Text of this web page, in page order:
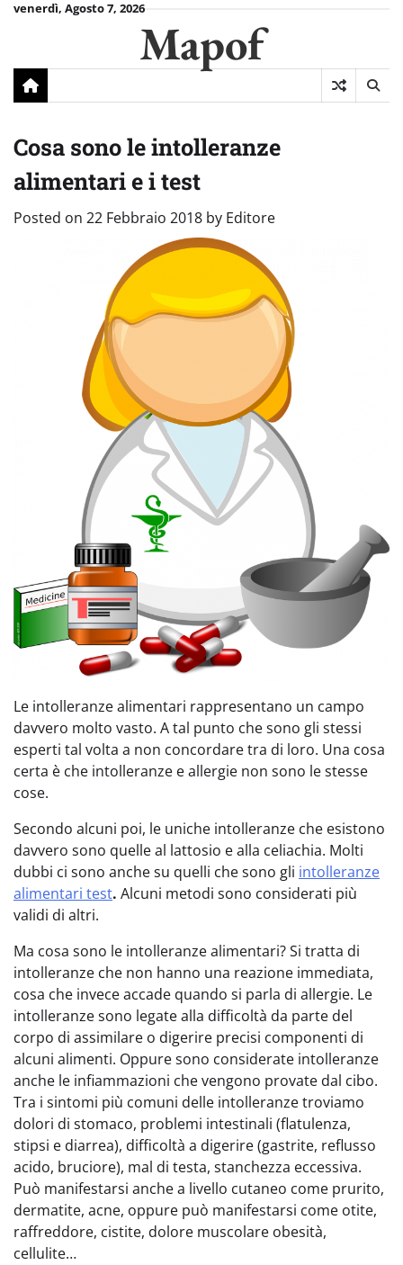
Skipvenerdì, Agosto 7, 2026
Mapof
Cosa sono le intolleranze
alimentari e i test
Posted on 22 Febbraio 2018 by Editore
Le intolleranze alimentari rappresentano un campo
davvero molto vasto. A tal punto che sono gli stessi
esperti tal volta a non concordare tra di loro. Una cosa
certa è che intolleranze e allergie non sono le stesse
cose.
Secondo alcuni poi, le uniche intolleranze che esistono
davvero sono quelle al lattosio e alla celiachia. Molti
dubbi ci sono anche su quelli che sono gli intolleranze
alimentari test. Alcuni metodi sono considerati più
validi di altri.
Ma cosa sono le intolleranze alimentari? Si tratta di
intolleranze che non hanno una reazione immediata,
cosa che invece accade quando si parla di allergie. Le
intolleranze sono legate alla difficoltà da parte del
corpo di assimilare o digerire precisi componenti di
alcuni alimenti. Oppure sono considerate intolleranze
anche le infiammazioni che vengono provate dal cibo.
Tra i sintomi più comuni delle intolleranze troviamo
dolori di stomaco, problemi intestinali (flatulenza,
stipsi e diarrea), difficoltà a digerire (gastrite, reflusso
acido, bruciore), mal di testa, stanchezza eccessiva.
Può manifestarsi anche a livello cutaneo come prurito,
dermatite, acne, oppure può manifestarsi come otite,
raffreddore, cistite, dolore muscolare obesità,
cellulite…